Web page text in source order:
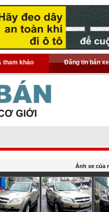
tham khảo Đăng tin bán xe
Ảnh xe của